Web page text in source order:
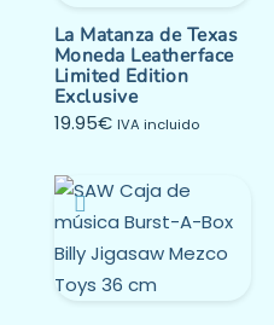
La Matanza de Texas
Moneda Leatherface
Limited Edition
Exclusive
19.95€ IVA incluido